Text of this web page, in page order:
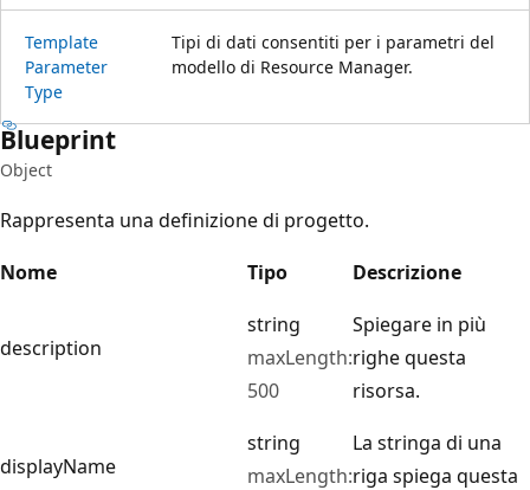
Template
Parameter
Type
Tipi di dati consentiti per i parametri del
modello di Resource Manager.
Blueprint
Object
Rappresenta una definizione di progetto.
Nome
Tipo Descrizione
description
string
maxLength:
500
Spiegare in più
righe questa
risorsa.
displayName
string
maxLength:
La stringa di una
riga spiega questa